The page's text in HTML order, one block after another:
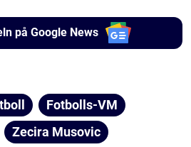
på Google News
Fotbolls-VM
Zecira Musovic